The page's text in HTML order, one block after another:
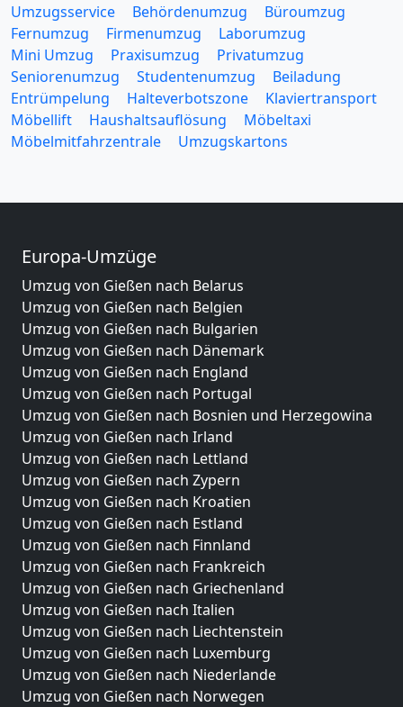
Umzugsservice Behördenumzug
Büroumzug
Fernumzug
Firmenumzug
Laborumzug
Mini Umzug
Praxisumzug
Privatumzug
Seniorenumzug
Studentenumzug
Beiladung
Entrümpelung
Halteverbotszone
Klaviertransport
Möbellift
Haushaltsauflösung
Möbeltaxi
Möbelmitfahrzentrale
Umzugskartons
Europa-Umzüge
Umzug von Gießen nach Belarus
Umzug von Gießen nach Belgien
Umzug von Gießen nach Bulgarien
Umzug von Gießen nach Dänemark
Umzug von Gießen nach England
Umzug von Gießen nach Portugal
Umzug von Gießen nach Bosnien und Herzegowina
Umzug von Gießen nach Irland
Umzug von Gießen nach Lettland
Umzug von Gießen nach Zypern
Umzug von Gießen nach Kroatien
Umzug von Gießen nach Estland
Umzug von Gießen nach Finnland
Umzug von Gießen nach Frankreich
Umzug von Gießen nach Griechenland
Umzug von Gießen nach Italien
Umzug von Gießen nach Liechtenstein
Umzug von Gießen nach Luxemburg
Umzug von Gießen nach Niederlande
Umzug von Gießen nach Norwegen